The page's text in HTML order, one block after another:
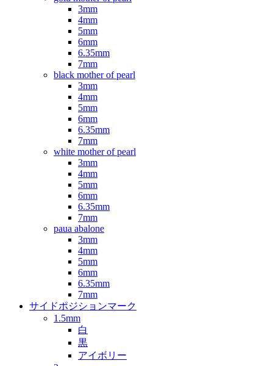
3mm
4mm
5mm
6mm
6.35mm
7mm
black mother of pearl
3mm
4mm
5mm
6mm
6.35mm
7mm
white mother of pearl
3mm
4mm
5mm
6mm
6.35mm
7mm
paua abalone
3mm
4mm
5mm
6mm
6.35mm
7mm
サイドポジションマーク
1.5mm
白
黒
アイボリー